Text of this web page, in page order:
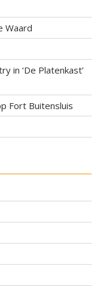
Waard
in ‘De Platenkast’
Fort Buitensluis